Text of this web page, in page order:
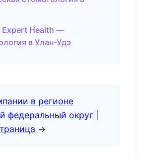
Health —
в Улан-Удэ
в регионе
федеральный округ
→